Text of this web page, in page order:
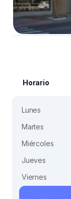
Horario
Lunes
Martes
Miércoles
Jueves
Viernes